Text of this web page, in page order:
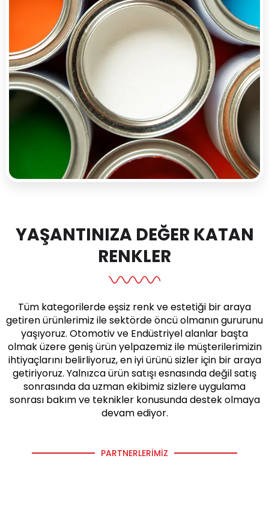
YAŞANTINIZA DEĞER KATAN
RENKLER
Tüm kategorilerde eşsiz renk ve estetiği bir araya
getiren ürünlerimiz ile sektörde öncü olmanın gururunu
yaşıyoruz. Otomotiv ve Endüstriyel alanlar başta
olmak üzere geniş ürün yelpazemiz ile müşterilerimizin
ihtiyaçlarını belirliyoruz, en iyi ürünü sizler için bir araya
getiriyoruz. Yalnızca ürün satışı esnasında değil satış
sonrasında da uzman ekibimiz sizlere uygulama
sonrası bakım ve teknikler konusunda destek olmaya
devam ediyor.
PARTNERLERIMIZ